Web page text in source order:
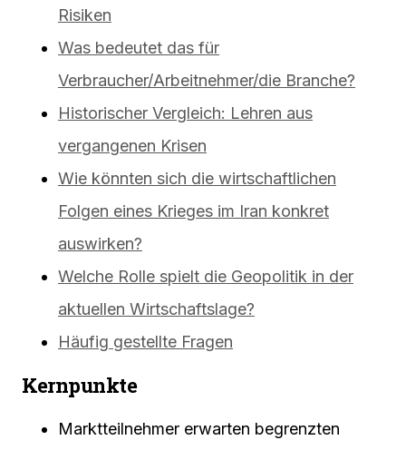
Risiken
Was bedeutet das für
Verbraucher/Arbeitnehmer/die Branche?
Historischer Vergleich: Lehren aus
vergangenen Krisen
Wie könnten sich die wirtschaftlichen
Folgen eines Krieges im Iran konkret
auswirken?
Welche Rolle spielt die Geopolitik in der
aktuellen Wirtschaftslage?
Häufig gestellte Fragen
Kernpunkte
Marktteilnehmer erwarten begrenzten